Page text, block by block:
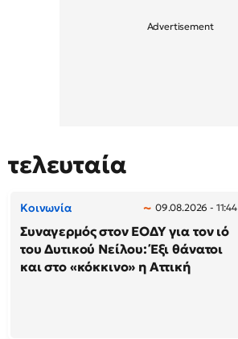
τελευταία
Κοινωνία 09.08.2026 - 11:44
Συναγερμός στον ΕΟΔΥ για τον ιό
του Δυτικού Νείλου: Έξι θάνατοι
και στο «κόκκινο» η Αττική